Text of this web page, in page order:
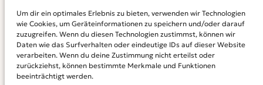
Um dir ein optimales Erlebnis zu bieten, verwenden wir Technologien
wie Cookies, um Geräteinformationen zu speichern und/oder darauf
zuzugreifen. Wenn du diesen Technologien zustimmst, können wir
Daten wie das Surfverhalten oder eindeutige IDs auf dieser Website
verarbeiten. Wenn du deine Zustimmung nicht erteilst oder
zurückziehst, können bestimmte Merkmale und Funktionen
beeinträchtigt werden.
muss sich bis zum 28. August per E-Mail an
info@ulmercity.de anmelden.
Das Projekt wird gefördert durch ein Landesministerium
und die Stadt Ulm.